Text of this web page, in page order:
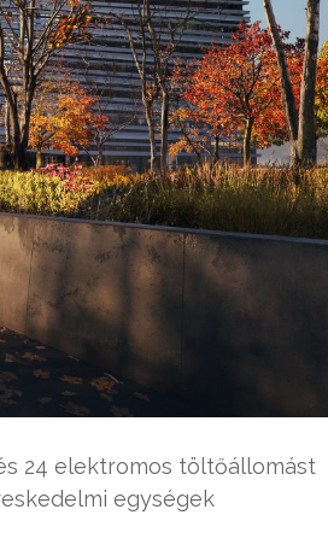
24 elektromos töltőállomást
egységek